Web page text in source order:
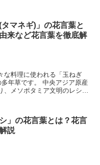
タマネギ)」の花言葉と
来など花言葉を徹底解
な料理に使われる「玉ねぎ
年草です。 中央アジア原産
メソポタミア文明のレシピ
シ」の花言葉とは？花言
説